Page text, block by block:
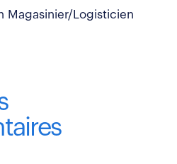
Magasinier/Logisticien